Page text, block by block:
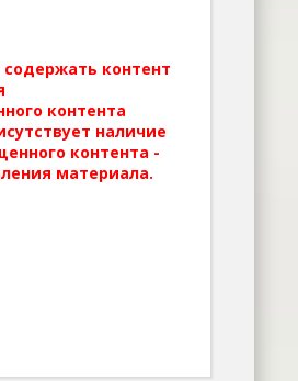
контент
контента
наличие
контента -
материала.